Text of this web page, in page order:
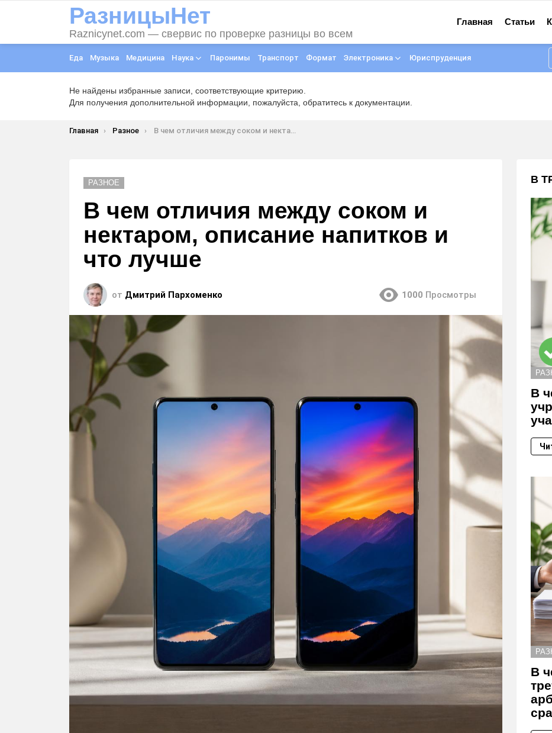
РазницыНет
Raznicynet.com — свервис по проверке разницы во всем
Главная Статьи
Еда Музыка Медицина Наука Паронимы Транспорт Формат Электроника Юриспруденция
Не найдены избранные записи, соответствующие критерию.
Для получения дополнительной информации, пожалуйста, обратитесь к документации.
Вы здесь:
Главная Разное В чем отличия между соком и нектаром, описание напитков и что лучше
РАЗНОЕ
В чем отличия между соком и
нектаром, описание напитков и
что лучше
от Дмитрий Пархоменко 1000 Просмотры
В
В
В